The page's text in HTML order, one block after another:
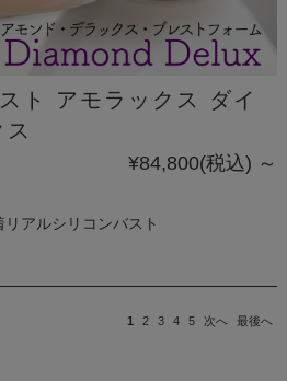
ト アモラックス ダイ
¥84,800(税込) ～
アルシリコンバスト
1 2 3 4 5 次へ 最後へ